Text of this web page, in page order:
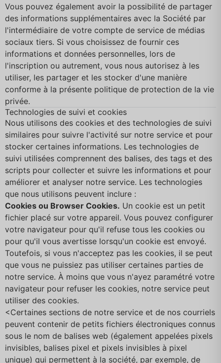
Vous pouvez également avoir la possibilité de partager
des informations supplémentaires avec la Société par
l'intermédiaire de votre compte de service de médias
sociaux tiers. Si vous choisissez de fournir ces
informations et données personnelles, lors de
l'inscription ou autrement, vous nous autorisez à les
utiliser, les partager et les stocker d'une manière
conforme à la présente politique de protection de la vie
privée.
Technologies de suivi et cookies
Nous utilisons des cookies et des technologies de suivi
similaires pour suivre l'activité sur notre service et pour
stocker certaines informations. Les technologies de
suivi utilisées comprennent des balises, des tags et des
scripts pour collecter et suivre les informations et pour
améliorer et analyser notre service. Les technologies
que nous utilisons peuvent inclure :
Cookies ou Browser Cookies. Un cookie est un petit
fichier placé sur votre appareil. Vous pouvez configurer
votre navigateur pour qu'il refuse tous les cookies ou
pour qu'il vous avertisse lorsqu'un cookie est envoyé.
Toutefois, si vous n'acceptez pas les cookies, il se peut
que vous ne puissiez pas utiliser certaines parties de
notre service. À moins que vous n'ayez paramétré votre
navigateur pour refuser les cookies, notre service peut
utiliser des cookies.
<Certaines sections de notre service et de nos courriels
peuvent contenir de petits fichiers électroniques connus
sous le nom de balises web (également appelées pixels
invisibles, balises pixel et pixels invisibles à pixel
unique) qui permettent à la société, par exemple, de